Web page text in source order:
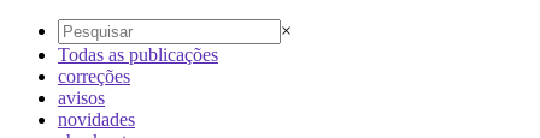
×
Todas as publicações
correções
avisos
novidades